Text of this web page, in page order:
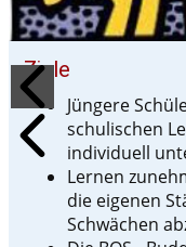
Ziele
Jüngere
schulischen
individuell
Lernen
die eigenen
Schwächen